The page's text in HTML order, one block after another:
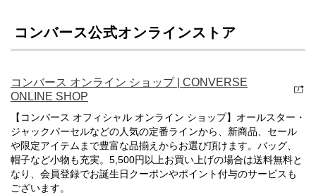
コンバース公式オンラインストア
コンバース オンライン ショップ | CONVERSE
ONLINE SHOP
【コンバース オフィシャル オンライン ショップ】オールスター・
ジャックパーセルなどの人気の定番ラインから、新商品、セール
や限定アイテムまで豊富な品揃えからお選び頂けます。バッグ、
帽子など小物も充実。5,500円以上お買い上げの場合は送料無料と
なり、会員登録でお誕生日クーポンやポイント付与のサービスも
ございます。